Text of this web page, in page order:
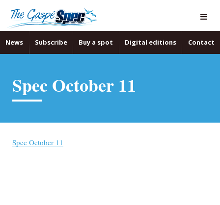
News Subscribe Buy a spot Digital editions Contact
Spec October 11
Spec October 11